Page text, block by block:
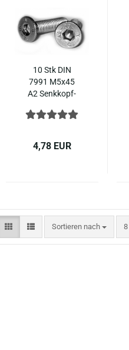
10 Stk DIN
7991 M5x45
A2 Senk­kopf­
nen­sechs­kant
Edel­stahl
4,78 EUR
Sortieren nach
Sortieren nach